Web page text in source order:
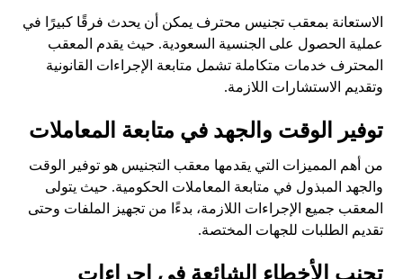
الاستعانة بمعقب تجنيس محترف يمكن أن يحدث فرقًا كبيرًا في
عملية الحصول على الجنسية السعودية. حيث يقدم المعقب
المحترف خدمات متكاملة تشمل متابعة الإجراءات القانونية
وتقديم الاستشارات اللازمة.
توفير الوقت والجهد في متابعة المعاملات
من أهم المميزات التي يقدمها معقب التجنيس هو توفير الوقت
والجهد المبذول في متابعة المعاملات الحكومية. حيث يتولى
المعقب جميع الإجراءات اللازمة، بدءًا من تجهيز الملفات وحتى
تقديم الطلبات للجهات المختصة.
تجنب الأخطاء الشائعة في إجراءات